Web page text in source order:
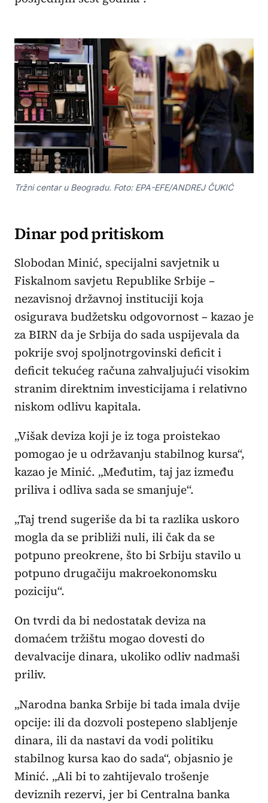
Tržni centar u Beogradu. Foto: EPA-EFE/ANDREJ ČUKIĆ
Dinar pod pritiskom
Slobodan Minić, specijalni savjetnik u
Fiskalnom savjetu Republike Srbije –
nezavisnoj državnoj instituciji koja
osigurava budžetsku odgovornost – kazao je
za BIRN da je Srbija do sada uspijevala da
pokrije svoj spoljnotrgovinski deficit i
deficit tekućeg računa zahvaljujući visokim
stranim direktnim investicijama i relativno
niskom odlivu kapitala.
„Višak deviza koji je iz toga proistekao
pomogao je u održavanju stabilnog kursa“,
kazao je Minić. „Međutim, taj jaz između
priliva i odliva sada se smanjuje“.
„Taj trend sugeriše da bi ta razlika uskoro
mogla da se približi nuli, ili čak da se
potpuno preokrene, što bi Srbiju stavilo u
potpuno drugačiju makroekonomsku
poziciju“.
On tvrdi da bi nedostatak deviza na
domaćem tržištu mogao dovesti do
devalvacije dinara, ukoliko odliv nadmaši
priliv.
„Narodna banka Srbije bi tada imala dvije
opcije: ili da dozvoli postepeno slabljenje
dinara, ili da nastavi da vodi politiku
stabilnog kursa kao do sada“, objasnio je
Minić. „Ali bi to zahtijevalo trošenje
deviznih rezervi, jer bi Centralna banka